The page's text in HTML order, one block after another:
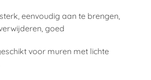
eenvoudig aan te brengen,
goed
voor muren met lichte